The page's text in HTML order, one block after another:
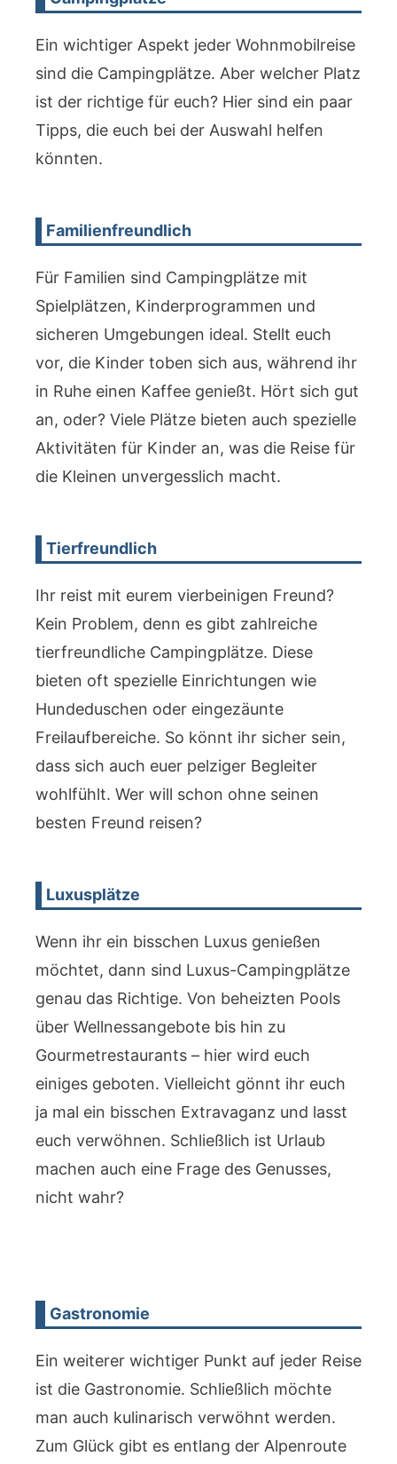
Ein wichtiger Aspekt jeder Wohnmobilreise
sind die Campingplätze. Aber welcher Platz
ist der richtige für euch? Hier sind ein paar
Tipps, die euch bei der Auswahl helfen
könnten.
Familienfreundlich
Für Familien sind Campingplätze mit
Spielplätzen, Kinderprogrammen und
sicheren Umgebungen ideal. Stellt euch
vor, die Kinder toben sich aus, während ihr
in Ruhe einen Kaffee genießt. Hört sich gut
an, oder? Viele Plätze bieten auch spezielle
Aktivitäten für Kinder an, was die Reise für
die Kleinen unvergesslich macht.
Tierfreundlich
Ihr reist mit eurem vierbeinigen Freund?
Kein Problem, denn es gibt zahlreiche
tierfreundliche Campingplätze. Diese
bieten oft spezielle Einrichtungen wie
Hundeduschen oder eingezäunte
Freilaufbereiche. So könnt ihr sicher sein,
dass sich auch euer pelziger Begleiter
wohlfühlt. Wer will schon ohne seinen
besten Freund reisen?
Luxusplätze
Wenn ihr ein bisschen Luxus genießen
möchtet, dann sind Luxus-Campingplätze
genau das Richtige. Von beheizten Pools
über Wellnessangebote bis hin zu
Gourmetrestaurants – hier wird euch
einiges geboten. Vielleicht gönnt ihr euch
ja mal ein bisschen Extravaganz und lasst
euch verwöhnen. Schließlich ist Urlaub
machen auch eine Frage des Genusses,
nicht wahr?
Gastronomie
Ein weiterer wichtiger Punkt auf jeder Reise
ist die Gastronomie. Schließlich möchte
man auch kulinarisch verwöhnt werden.
Zum Glück gibt es entlang der Alpenroute